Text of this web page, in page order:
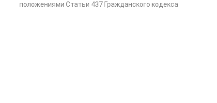
положениями Статьи 437 Гражданского кодекса